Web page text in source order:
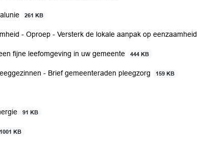
261 KB
- Oproep - Versterk de lokale aanpak op eenzaamheid
fijne leefomgeving in uw gemeente 444 KB
- Brief gemeenteraden pleegzorg 159 KB
91 KB
1001 KB